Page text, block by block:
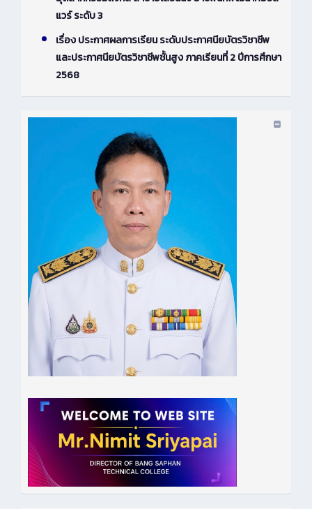
แวร์ ระดับ 3
เรื่อง ประกาศผลการเรียน ระดับประกาศนียบัตรวิชาชีพ
และประกาศนียบัตรวิชาชีพชั้นสูง ภาคเรียนที่ 2 ปีการศึกษา
2568